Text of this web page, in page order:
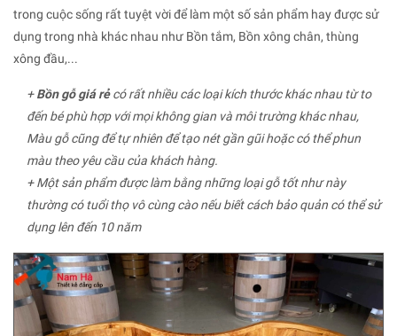
trong cuộc sống rất tuyệt vời để làm một số sản phẩm hay được sử
dụng trong nhà khác nhau như Bồn tắm, Bồn xông chân, thùng
xông đầu,...
+Bồn gỗ giá rẻcó rất nhiều các loại kích thước khác nhau từ to
đến bé phù hợp với mọi không gian và môi trường khác nhau,
Màu gỗ cũng để tự nhiên để tạo nét gần gũi hoặc có thể phun
màu theo yêu cầu của khách hàng.
+ Một sản phẩm được làm bằng những loại gỗ tốt như này
thường có tuổi thọ vô cùng cào nếu biết cách bảo quản có thể sử
dụng lên đến 10 năm